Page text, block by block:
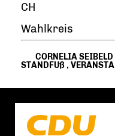
CH
Wahlkreis
CORNELIA SEIBELD
STANDFUß,